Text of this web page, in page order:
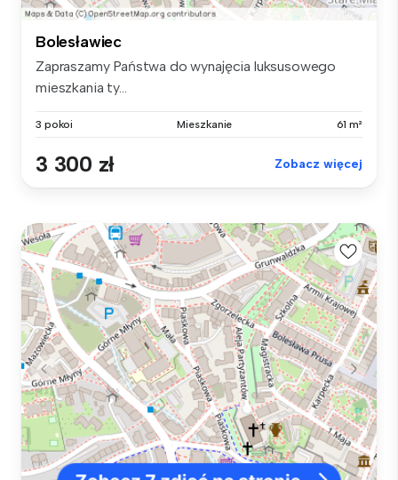
Bolesławiec
Zapraszamy Państwa do wynajęcia luksusowego
mieszkania ty...
3 pokoi Mieszkanie 61 m²
3 300 zł Zobacz więcej